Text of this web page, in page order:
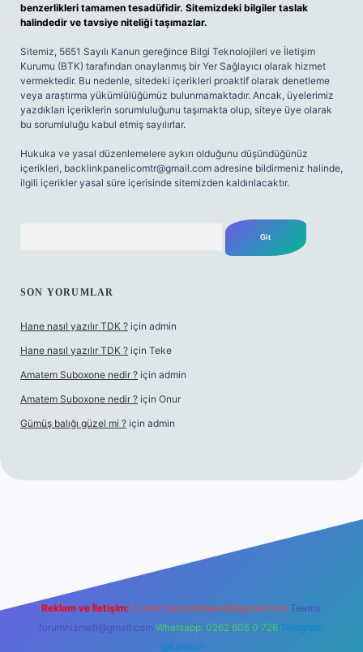
benzerlikleri tamamen tesadüfidir. Sitemizdeki bilgiler taslak
halindedir ve tavsiye niteliği taşımazlar.
Sitemiz, 5651 Sayılı Kanun gereğince Bilgi Teknolojileri ve İletişim
Kurumu (BTK) tarafından onaylanmış bir Yer Sağlayıcı olarak hizmet
vermektedir. Bu nedenle, sitedeki içerikleri proaktif olarak denetleme
veya araştırma yükümlülüğümüz bulunmamaktadır. Ancak, üyelerimiz
yazdıkları içeriklerin sorumluluğunu taşımakta olup, siteye üye olarak
bu sorumluluğu kabul etmiş sayılırlar.
Hukuka ve yasal düzenlemelere aykırı olduğunu düşündüğünüz
içerikleri, backlinkpanelicomtr@gmail.com adresine bildirmeniz halinde,
ilgili içerikler yasal süre içerisinde sitemizden kaldırılacaktır.
SON YORUMLAR
Hane nasıl yazılır TDK ? için admin
Hane nasıl yazılır TDK ? için Teke
Amatem Suboxone nedir ? için admin
Amatem Suboxone nedir ? için Onur
Gümüş balığı güzel mi ? için admin
Reklam ve İletişim: E-mail: backlinkpaneli@gmail.com Teams:
forumhizmeti@gmail.com Whatsapp: 0262 606 0 726 Telegram:
@karabul